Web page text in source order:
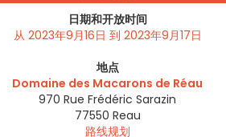
日期和开放时间
从 2023年9月16日 到 2023年9月17日
地点
Domaine des Macarons de Réau
970 Rue Frédéric Sarazin
77550 Reau
路线规划